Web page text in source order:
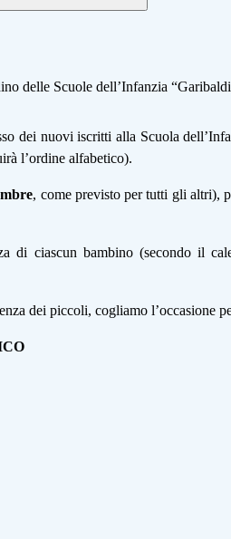
delle Scuole dell’Infanzia
dei nuovi iscritti alla Scuola
l’ordine alfabetico).
, come previsto per tutti gli altri),
ciascun bambino (secondo il
dei piccoli, cogliamo l’occasione